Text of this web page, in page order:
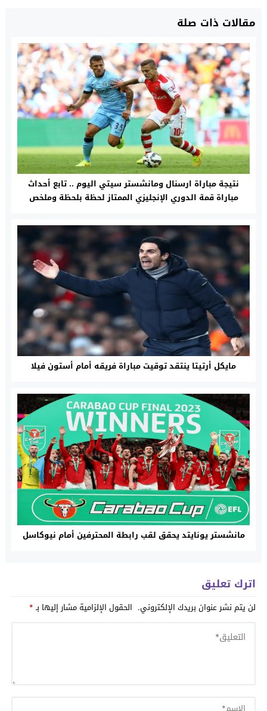
مقالات ذات صلة
نتيجة مباراة ارسنال ومانشستر سيتي اليوم .. تابع أحداث
مباراة قمة الدوري الإنجليزي الممتاز لحظة بلحظة وملخص
مايكل أرتيتا ينتقد توقيت مباراة فريقه أمام أستون فيلا
مانشستر يونايتد يحقق لقب رابطة المحترفين أمام نيوكاسل
اترك تعليق
لن يتم نشر عنوان بريدك الإلكتروني. الحقول الإلزامية مشار إليها بـ*